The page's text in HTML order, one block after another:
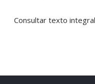
Consultar texto integral